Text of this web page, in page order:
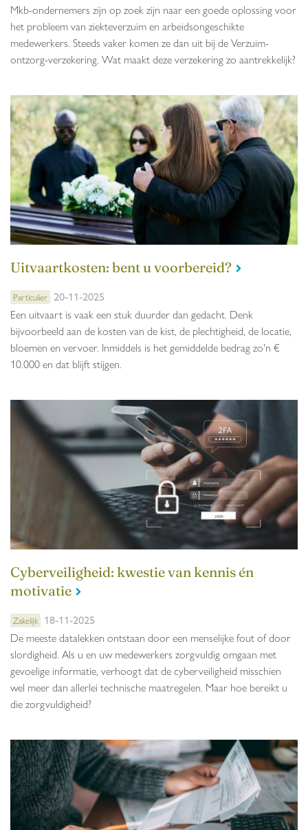
Mkb-ondernemers zijn op zoek zijn naar een goede oplossing voor
het probleem van ziekteverzuim en arbeidsongeschikte
medewerkers. Steeds vaker komen ze dan uit bij de Verzuim-
ontzorg-verzekering. Wat maakt deze verzekering zo aantrekkelijk?
Uitvaartkosten: bent u voorbereid?
Particulier 20-11-2025
Een uitvaart is vaak een stuk duurder dan gedacht. Denk
bijvoorbeeld aan de kosten van de kist, de plechtigheid, de locatie,
bloemen en vervoer. Inmiddels is het gemiddelde bedrag zo'n €
10.000 en dat blijft stijgen.
Cyberveiligheid: kwestie van kennis én
motivatie
Zakelijk 18-11-2025
De meeste datalekken ontstaan door een menselijke fout of door
slordigheid. Als u en uw medewerkers zorgvuldig omgaan met
gevoelige informatie, verhoogt dat de cyberveiligheid misschien
wel meer dan allerlei technische maatregelen. Maar hoe bereikt u
die zorgvuldigheid?